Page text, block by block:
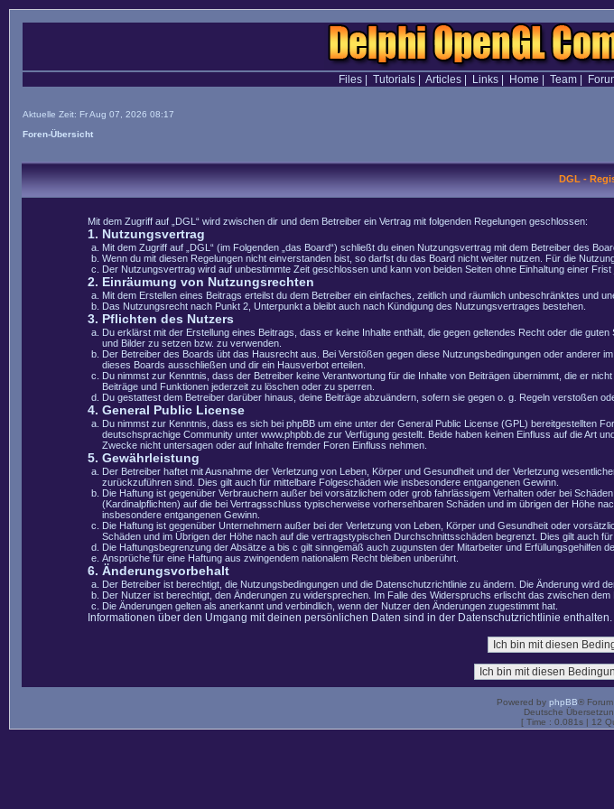
Files| Tutorials| Articles| Links| Home Team|
Aktuelle Zeit: Fr Aug 07, 2026 08:17
Foren-Übersicht
DGL -
Mit dem Zugriff auf „DGL“ wird zwischen dir und dem Betreiber ein Vertrag mit folgenden Regelungen geschlossen:
1. Nutzungsvertrag
Mit dem Zugriff auf „DGL“ (im Folgenden „das Board“) schließt du einen Nutzungsvertrag mit dem Betreiber des
Wenn du mit diesen Regelungen nicht einverstanden bist, so darfst du das Board nicht weiter nutzen. Für die
Der Nutzungsvertrag wird auf unbestimmte Zeit geschlossen und kann von beiden Seiten ohne Einhaltung einer Frist
2. Einräumung von Nutzungsrechten
Mit dem Erstellen eines Beitrags erteilst du dem Betreiber ein einfaches, zeitlich und räumlich unbeschränktes und
Das Nutzungsrecht nach Punkt 2, Unterpunkt a bleibt auch nach Kündigung des Nutzungsvertrages bestehen.
3. Pflichten des Nutzers
Du erklärst mit der Erstellung eines Beitrags, dass er keine Inhalte enthält, die gegen geltendes Recht oder die
und Bilder zu setzen bzw. zu verwenden.
Der Betreiber des Boards übt das Hausrecht aus. Bei Verstößen gegen diese Nutzungsbedingungen oder anderer
dieses Boards ausschließen und dir ein Hausverbot erteilen.
Du nimmst zur Kenntnis, dass der Betreiber keine Verantwortung für die Inhalte von Beiträgen übernimmt, die er
Beiträge und Funktionen jederzeit zu löschen oder zu sperren.
Du gestattest dem Betreiber darüber hinaus, deine Beiträge abzuändern, sofern sie gegen o. g. Regeln verstoßen
4. General Public License
Du nimmst zur Kenntnis, dass es sich bei phpBB um eine unter der General Public License (GPL) bereitgestellten
deutschsprachige Community unter www.phpbb.de zur Verfügung gestellt. Beide haben keinen Einfluss auf die Art
Zwecke nicht untersagen oder auf Inhalte fremder Foren Einfluss nehmen.
5. Gewährleistung
Der Betreiber haftet mit Ausnahme der Verletzung von Leben, Körper und Gesundheit und der Verletzung
zurückzuführen sind. Dies gilt auch für mittelbare Folgeschäden wie insbesondere entgangenen Gewinn.
Die Haftung ist gegenüber Verbrauchern außer bei vorsätzlichem oder grob fahrlässigem Verhalten oder bei
(Kardinalpflichten) auf die bei Vertragsschluss typischerweise vorhersehbaren Schäden und im übrigen der Höhe
insbesondere entgangenen Gewinn.
Die Haftung ist gegenüber Unternehmern außer bei der Verletzung von Leben, Körper und Gesundheit oder
Schäden und im Übrigen der Höhe nach auf die vertragstypischen Durchschnittsschäden begrenzt. Dies gilt auch
Die Haftungsbegrenzung der Absätze a bis c gilt sinngemäß auch zugunsten der Mitarbeiter und Erfüllungsgehilfen
Ansprüche für eine Haftung aus zwingendem nationalem Recht bleiben unberührt.
6. Änderungsvorbehalt
Der Betreiber ist berechtigt, die Nutzungsbedingungen und die Datenschutzrichtlinie zu ändern. Die Änderung wird
Der Nutzer ist berechtigt, den Änderungen zu widersprechen. Im Falle des Widerspruchs erlischt das zwischen
Die Änderungen gelten als anerkannt und verbindlich, wenn der Nutzer den Änderungen zugestimmt hat.
Informationen über den Umgang mit deinen persönlichen Daten sind in der Datenschutzrichtlinie enthalten.
Powered by phpBB®
Deutsche
[ Time : 0.081s | 12